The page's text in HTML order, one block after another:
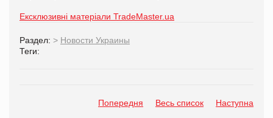
Ексклюзивні матеріали TradeMaster.ua
Раздел: > Новости Украины
Теги:
Попередня Весь список Наступна